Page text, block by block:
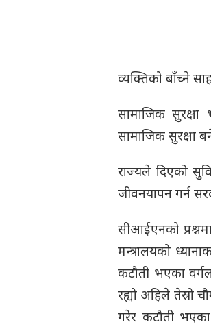
व्यक्तिको बाँच्ने
सामाजिक सुरक्षा
सामाजिक सुरक्षा
राज्यले दिएको
जीवनयापन गर्न
सीआईएनको
मन्त्रालयको
कटौती भएका
रह्यो अहिले तेस्रो
गरेर कटौती